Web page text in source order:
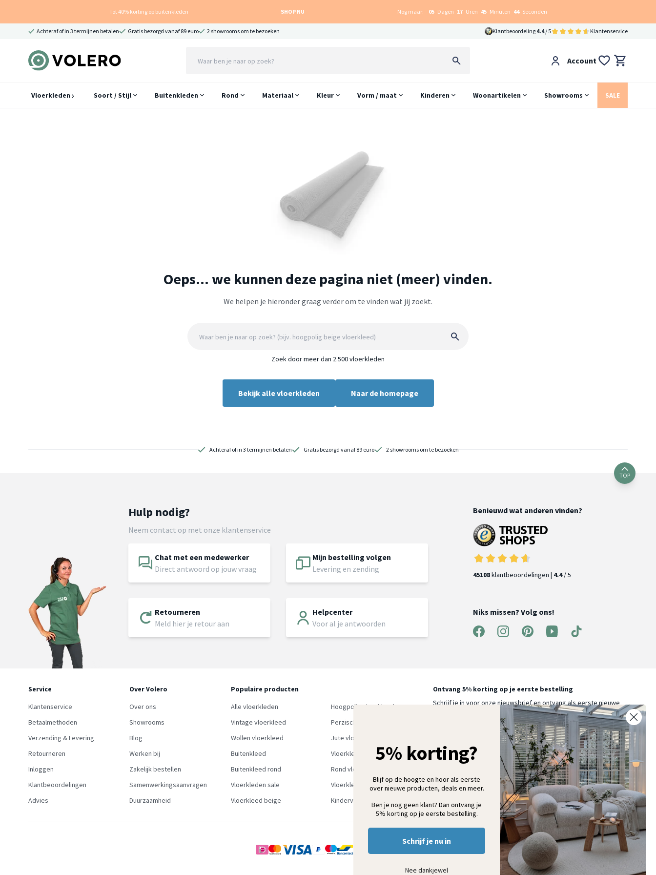
Tot 40% korting op buitenkleden SHOP NU Nog maar: 05 Dagen 17 Uren 45 Minuten 43 Seconden
Achteraf of in 3 termijnen betalen Gratis bezorgd vanaf 89 euro 2 showrooms om te bezoeken Klantbeoordeling 4.4/ 5 Klantenservice
Account
Vloerkleden Soort / Stijl Buitenkleden Rond Materiaal Kleur Vorm / maat Kinderen Woonartikelen Showrooms SALE
Oeps... we kunnen deze pagina niet (meer) vinden.
We helpen je hieronder graag verder om te vinden wat jij zoekt.
Zoek door meer dan 2.500 vloerkleden
Bekijk alle vloerkleden Naar de homepage
Achteraf of in 3 termijnen betalen Gratis bezorgd vanaf 89 euro 2 showrooms om te bezoeken
TOP
Hulp nodig?
Neem contact op met onze klantenservice
Chat met een medewerker
Direct antwoord op jouw vraag
Mijn bestelling volgen
Levering en zending
Retourneren
Meld hier je retour aan
Helpcenter
Voor al je antwoorden
Benieuwd wat anderen vinden?
45108klantbeoordelingen | 4.4/ 5
Niks missen? Volg ons!
Service
Klantenservice
Betaalmethoden
Verzending & Levering
Retourneren
Inloggen
Klantbeoordelingen
Advies
Over Volero
Over ons
Showrooms
Blog
Werken bij
Zakelijk bestellen
Samenwerkingsaanvragen
Duurzaamheid
Populaire producten
Alle vloerkleden
Hoogpolig vloerkleed
Vintage vloerkleed
Perzisch tapijt
Wollen vloerkleed
Jute vloerkleed
Buitenkleed
Vloerkleed groen
Buitenkleed rond
Rond vloerkleed
Vloerkleden sale
Vloerkleden outlet
Vloerkleed beige
Kindervloerkleden
Ontvang 5% korting op je eerste bestelling
Schrijf je in voor onze nieuwsbrief en ontvang als eerste nieuwe
wooninspiratie, collecties en aanbiedingen
Aanmelden
5% korting?
Blijf op de hoogte en hoor als eerste
over nieuwe producten, deals en meer.
Ben je nog geen klant? Dan ontvang je
5% korting op je eerste bestelling.
Schrijf je nu in
Nee dankjewel